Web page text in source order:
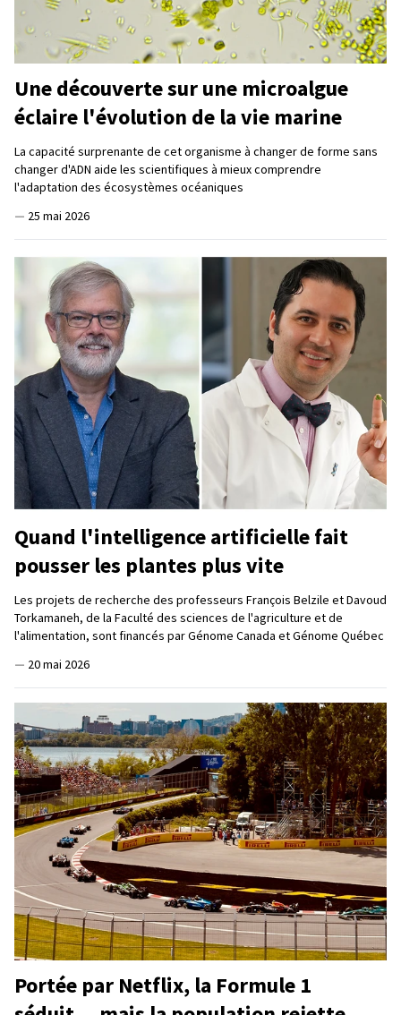
Une découverte sur une microalgue
éclaire l'évolution de la vie marine
La capacité surprenante de cet organisme à changer de forme sans
changer d'ADN aide les scientifiques à mieux comprendre
l'adaptation des écosystèmes océaniques
— 25 mai 2026
Quand l'intelligence artificielle fait
pousser les plantes plus vite
Les projets de recherche des professeurs François Belzile et Davoud
Torkamaneh, de la Faculté des sciences de l'agriculture et de
l'alimentation, sont financés par Génome Canada et Génome Québec
— 20 mai 2026
Portée par Netflix, la Formule 1